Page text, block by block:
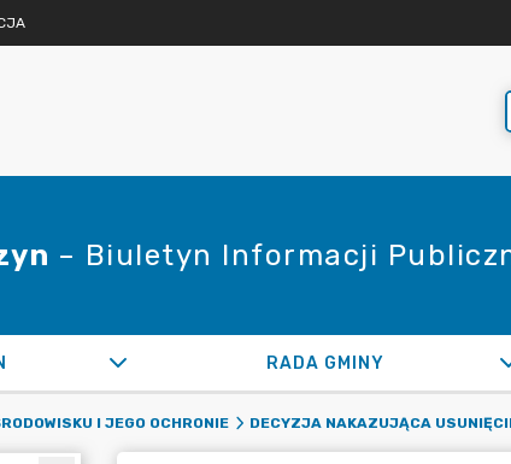
– Biuletyn Informacji
RADA GMINY
I JEGO OCHRONIE DECYZJA NAKAZUJĄCA